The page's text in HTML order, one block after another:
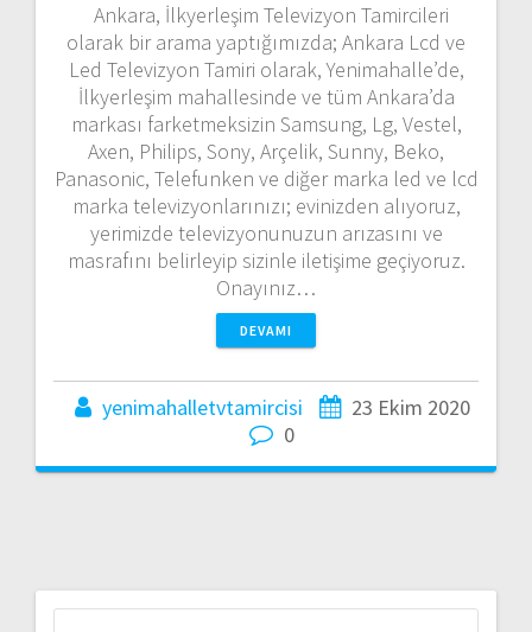
Ankara, İlkyerleşim Televizyon Tamircileri
olarak bir arama yaptığımızda; Ankara Lcd ve
Led Televizyon Tamiri olarak, Yenimahalle’de,
İlkyerleşim mahallesinde ve tüm Ankara’da
markası farketmeksizin Samsung, Lg, Vestel,
Axen, Philips, Sony, Arçelik, Sunny, Beko,
Panasonic, Telefunken ve diğer marka led ve lcd
marka televizyonlarınızı; evinizden alıyoruz,
yerimizde televizyonunuzun arızasını ve
masrafını belirleyip sizinle iletişime geçiyoruz.
Onayınız…
DEVAMI
yenimahalletvtamircisi
23 Ekim 2020
0